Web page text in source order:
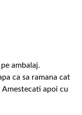
ambalaj.
ca sa ramana cat
apoi cu